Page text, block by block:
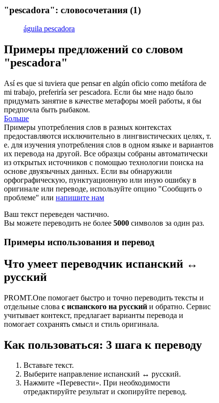
"pescadora": словосочетания (1)
águila pescadora
Примеры предложений со словом
"pescadora"
Así es que si tuviera que pensar en algún oficio como metáfora de
mi trabajo, preferiría serpescadora. Если бы мне надо было
придумать занятие в качестве метафоры моей работы, я бы
предпочла быть рыбаком.
Больше
Примеры употребления слов в разных контекстах
предоставляются исключительно в лингвистических целях, т.
е. для изучения употребления слов в одном языке и вариантов
их перевода на другой. Все образцы собраны автоматически
из открытых источников с помощью технологии поиска на
основе двуязычных данных. Если вы обнаружили
орфографическую, пунктуационную или иную ошибку в
оригинале или переводе, используйте опцию "Сообщить о
проблеме" или напишите нам
Ваш текст переведен частично.
Вы можете переводить не более 5000 символов за один раз.
Примеры использования и перевод
Что умеет переводчик испанский ↔
русский
PROMT.One помогает быстро и точно переводить тексты и
отдельные слова с испанского на русский и обратно. Сервис
учитывает контекст, предлагает варианты перевода и
помогает сохранять смысл и стиль оригинала.
Как пользоваться: 3 шага к переводу
Вставьте текст.
Выберите направление испанский ↔ русский.
Нажмите «Перевести». При необходимости
отредактируйте результат и скопируйте перевод.